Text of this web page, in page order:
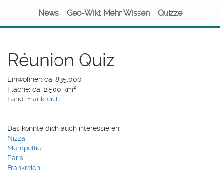
News Geo-Wiki: Mehr Wissen Quizze
Réunion Quiz
Einwohner: ca. 835.000
Fläche: ca. 2.500 km²
Land: Frankreich
Das könnte dich auch interessieren:
Nizza
Montpellier
Paris
Frankreich